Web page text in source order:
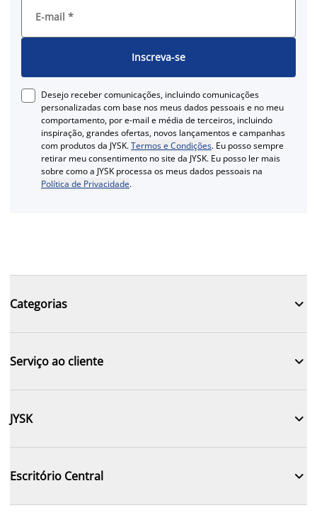
E-mail *
Inscreva-se
Desejo receber comunicações, incluindo comunicações
personalizadas com base nos meus dados pessoais e no meu
comportamento, por e-mail e média de terceiros, incluindo
inspiração, grandes ofertas, novos lançamentos e campanhas
com produtos da JYSK.Termos e Condições. Eu posso sempre
retirar meu consentimento no site da JYSK. Eu posso ler mais
sobre como a JYSK processa os meus dados pessoais na
Política de Privacidade.
Categorias 
Serviço ao cliente 
JYSK 
Escritório Central 